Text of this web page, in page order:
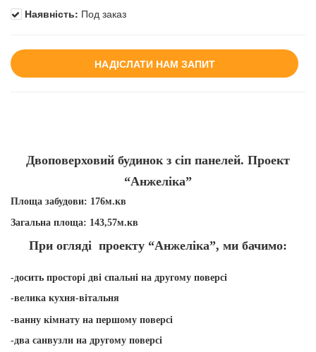
Наявність: Под заказ
НАДІСЛАТИ НАМ ЗАПИТ
Двоповерховий будинок з сіп панелей. Проект
“Анжеліка”
Площа забудови: 176м.кв
Загальна площа: 143,57м.кв
При огляді проекту “Анжеліка”, ми бачимо:
-досить просторі дві спальні на другому поверсі
-велика кухня-вітальня
-ванну кімнату на першому поверсі
-два санвузли на другому поверсі